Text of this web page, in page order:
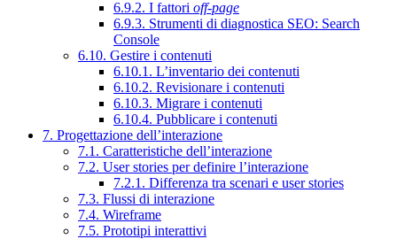
6.9.2. I fattori off-page
6.9.3. Strumenti di diagnostica SEO: Search
Console
6.10. Gestire i contenuti
6.10.1. L’inventario dei contenuti
6.10.2. Revisionare i contenuti
6.10.3. Migrare i contenuti
6.10.4. Pubblicare i contenuti
7. Progettazione dell’interazione
7.1. Caratteristiche dell’interazione
7.2. User stories per definire l’interazione
7.2.1. Differenza tra scenari e user stories
7.3. Flussi di interazione
7.4. Wireframe
7.5. Prototipi interattivi